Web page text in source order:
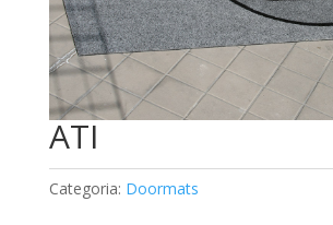
ATI
Categoria: Doormats